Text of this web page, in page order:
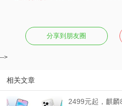
分享到朋友圈
-->
相关文章
2499元起，麒